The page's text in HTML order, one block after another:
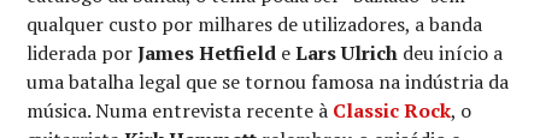
qualquer custo por milhares de utilizadores, a banda
liderada porJames Hetfield eLars Ulrich deu início a
uma batalha legal que se tornou famosa na indústria da
música. Numa entrevista recente à Classic Rock, o